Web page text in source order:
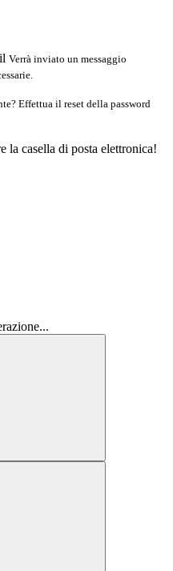
Verrà inviato un messaggio
Effettua il reset della password
la casella di posta elettronica!